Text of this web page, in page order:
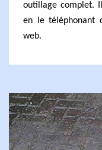
outillage complet.
en le téléphonant
web.